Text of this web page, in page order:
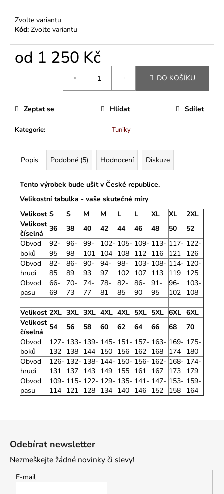
Zvolte variantu
Kód: Zvolte variantu
od 1 250 Kč
DO KOŠÍKU
Kategorie: Tuniky
Zeptat se Hlídat Sdílet
Popis Podobné (5) Hodnocení Diskuze
Tento výrobek bude ušit v České republice.
Velikostní tabulka - vaše skutečné míry
Velikost S S M M L L XL XL
2XL
Velikost
číselná
36 38 40 42 44 46 48 50
52
Obvod
boků
92-
95
96-
98
99-
101
102-
104
105-
108
109-
112
113-
116
117-
121
122-
126
Obvod
hrudi
82-
85
86-
89
90-
93
94-
97
98-
102
103-
107
108-
113
114-
119
120-
125
Obvod
pasu
66-
69
70-
73
74-
77
78-
81
82-
85
86-
90
91-
95
96-
102
103-
108
Velikost 2XL 3XL 3XL 4XL 4XL 5XL 5XL 6XL 6XL
Velikost
číselná
54 56 58 60 62 64 66 68
70
Obvod
boků
127-
132
133-
138
139-
144
145-
150
151-
156
157-
162
163-
168
169-
174
175-
180
Obvod
hrudi
126-
131
132-
137
138-
143
144-
149
150-
155
156-
161
162-
167
168-
173
174-
179
Obvod
pasu
109-
114
115-
121
122-
128
129-
134
135-
140
141-
146
147-
152
153-
158
159-
164
Odebírat newsletter
Nezmeškejte žádné novinky či slevy!
E-mail